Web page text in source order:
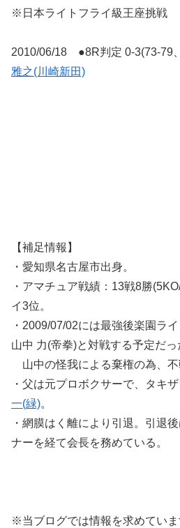
※日本ライトフライ級王座挑戦
2010/06/18 ●8R判定 0-3(73-79
雅之(川崎新田)
【補足情報】
・愛知県名古屋市出身。
・アマチュア戦績：13戦8勝
イ3位。
・2009/07/02には最強後楽園ラ
山中 力(帝拳)と対戦する予定だっ
山中の怪我による棄権の為、不
・父は元プロボクサーで、タキ
一(緑)。
・網膜はく離により引退。引退
ナーを経て会長を務めている。
※当ブログでは情報を求めていま